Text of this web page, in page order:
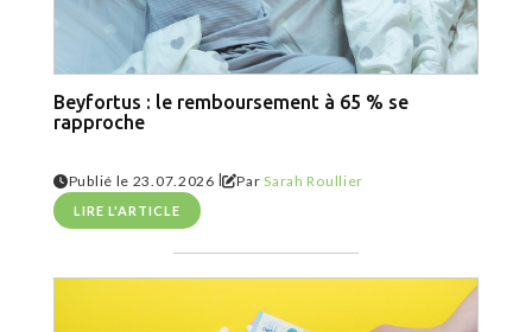
Beyfortus : le remboursement à 65 % se
rapproche
Publié le 23.07.2026 | ParSarah Roullier
LIRE L'ARTICLE